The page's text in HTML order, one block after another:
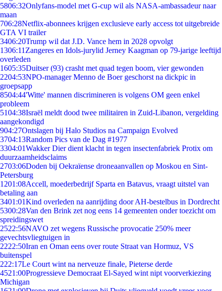
5806:32Onlyfans-model met G-cup wil als NASA-ambassadeur naar
maan
706:28Netflix-abonnees krijgen exclusieve early access tot uitgebreide
GTA VI trailer
3406:20Trump wil dat J.D. Vance hem in 2028 opvolgt
1306:11 Zangeres en Idols-jurylid Jerney Kaagman op 79-jarige leeftijd
overleden
1605:35Duitser (93) crasht met quad tegen boom, vier gewonden
2204:53NPO-manager Menno de Boer geschorst na dickpic in
groepsapp
8504:44'Witte' mannen discrimineren is volgens OM geen enkel
probleem
5104:38Israël meldt dood twee militairen in Zuid-Libanon, vergelding
aangekondigd
904:27Ontslagen bij Halo Studios na Campaign Evolved
3704:13Random Pics van de Dag #1977
3304:01Wakker Dier dient klacht in tegen insectenfabriek Protix om
duurzaamheidsclaims
2703:06Doden bij Oekraïense droneaanvallen op Moskou en Sint-
Petersburg
1201:08Accell, moederbedrijf Sparta en Batavus, vraagt uitstel van
betaling aan
3401:01Kind overleden na aanrijding door AH-bestelbus in Dordrecht
5300:28Van den Brink zet nog eens 14 gemeenten onder toezicht om
spreidingswet
2522:56NAVO zet wegens Russische provocatie 250% meer
gevechtsvliegtuigen in
2222:50Iran en Oman eens over route Straat van Hormuz, VS
buitenspel
222:17Le Court wint na nerveuze finale, Pieterse derde
4521:00Progressieve Democraat El-Sayed wint nipt voorverkiezing
Michigan